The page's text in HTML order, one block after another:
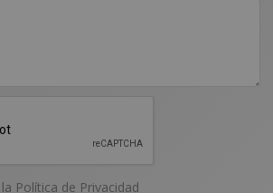
Política de Privacidad